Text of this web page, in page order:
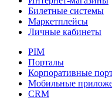
Билетные системы
Маркетплейсы
Личные кабинеты
PIM
Порталы
Корпоративные
Мобильные
CRM